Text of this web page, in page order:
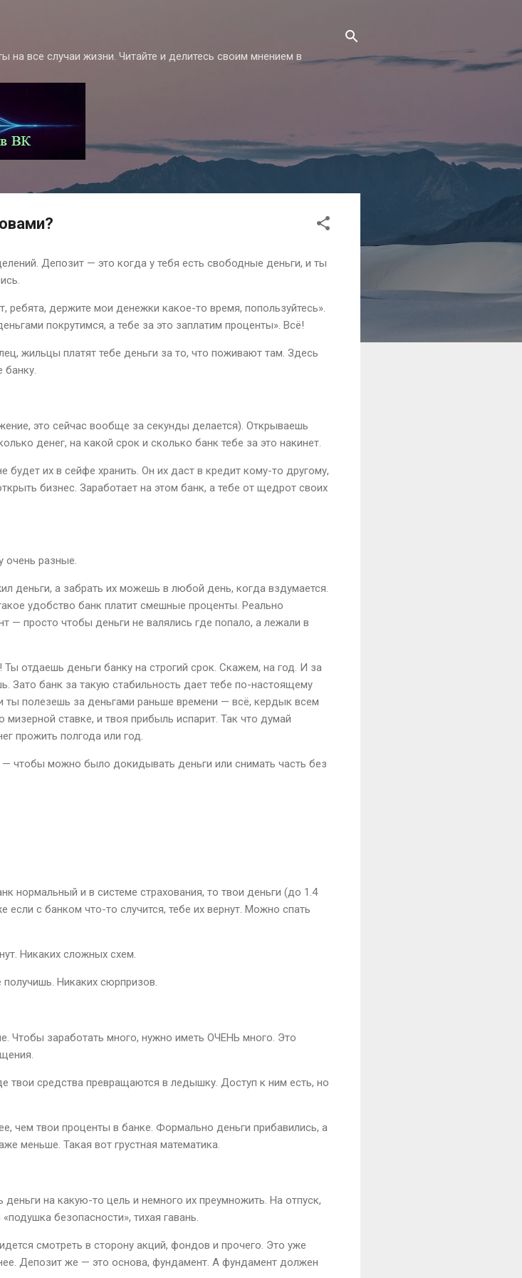
все случаи жизни. Читайте и делитесь своим мнением в
Депозит — это когда у тебя есть свободные деньги, и ты
держите мои денежки какое-то время, попользуйтесь».
покрутимся, а тебе за это заплатим проценты». Всё!
жильцы платят тебе деньги за то, что поживают там. Здесь
это сейчас вообще за секунды делается). Открываешь
денег, на какой срок и сколько банк тебе за это накинет.
их в сейфе хранить. Он их даст в кредит кому-то другому,
бизнес. Заработает на этом банк, а тебе от щедрот своих
очень разные.
деньги, а забрать их можешь в любой день, когда вздумается.
удобство банк платит смешные проценты. Реально
— просто чтобы деньги не валялись где попало, а лежали в
отдаешь деньги банку на строгий срок. Скажем, на год. И за
Зато банк за такую стабильность дает тебе по-настоящему
ты полезешь за деньгами раньше времени — всё, кердык всем
ставке, и твоя прибыль испарит. Так что думай
прожить полгода или год.
чтобы можно было докидывать деньги или снимать часть без
нормальный и в системе страхования, то твои деньги (до 1.4
с банком что-то случится, тебе их вернут. Можно спать
Никаких сложных схем.
Никаких сюрпризов.
Чтобы заработать много, нужно иметь ОЧЕНЬ много. Это
твои средства превращаются в ледышку. Доступ к ним есть, но
чем твои проценты в банке. Формально деньги прибавились, а
меньше. Такая вот грустная математика.
на какую-то цель и немного их преумножить. На отпуск,
безопасности», тихая гавань.
смотреть в сторону акций, фондов и прочего. Это уже
Депозит же — это основа, фундамент. А фундамент должен